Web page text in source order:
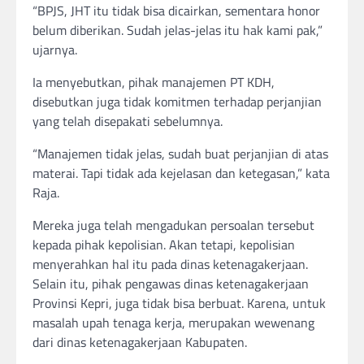
“BPJS, JHT itu tidak bisa dicairkan, sementara honor
belum diberikan. Sudah jelas-jelas itu hak kami pak,”
ujarnya.
Ia menyebutkan, pihak manajemen PT KDH,
disebutkan juga tidak komitmen terhadap perjanjian
yang telah disepakati sebelumnya.
“Manajemen tidak jelas, sudah buat perjanjian di atas
materai. Tapi tidak ada kejelasan dan ketegasan,” kata
Raja.
Mereka juga telah mengadukan persoalan tersebut
kepada pihak kepolisian. Akan tetapi, kepolisian
menyerahkan hal itu pada dinas ketenagakerjaan.
Selain itu, pihak pengawas dinas ketenagakerjaan
Provinsi Kepri, juga tidak bisa berbuat. Karena, untuk
masalah upah tenaga kerja, merupakan wewenang
dari dinas ketenagakerjaan Kabupaten.